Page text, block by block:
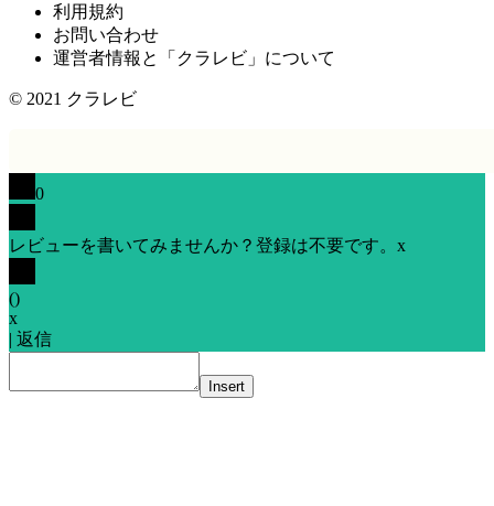
利用規約
お問い合わせ
運営者情報と「クラレビ」について
© 2021 クラレビ
0
レビューを書いてみませんか？登録は不要です。 x
()
x
| 返信
Insert